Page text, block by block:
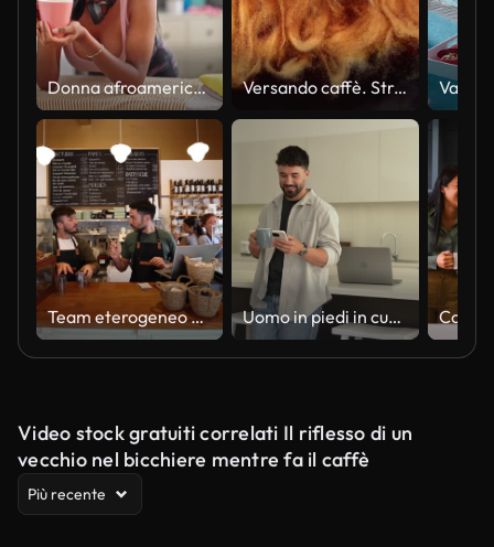
Donna afroamericana che beve caffè appoggiata sull'asse da stiro stanca alla lavanderia Versando caffè. Strati di miscelazione
Team eterogeneo che lavora in un bar preparando tutto per aprire per il servizio e manager che dà istruzioni a un dipendente maschio Uomo in piedi in cucina che beve caffè e guarda il suo cellulare.
Video stock gratuiti correlati Il riflesso di un
vecchio nel bicchiere mentre fa il caffè
Più recente